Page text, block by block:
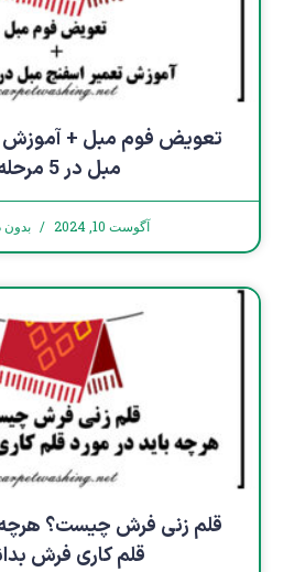
تعویض فوم مبل + آموزش
مبل در 5 مرحله
آگوست 10, 2024 بدون
قلم زنی فرش چیست؟ هرچه
قلم کاری فرش